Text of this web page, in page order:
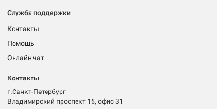
Служба поддержки
Контакты
Помощь
Онлайн чат
Контакты
г.Санкт-Петербург
Владимирский проспект 15, офис 31